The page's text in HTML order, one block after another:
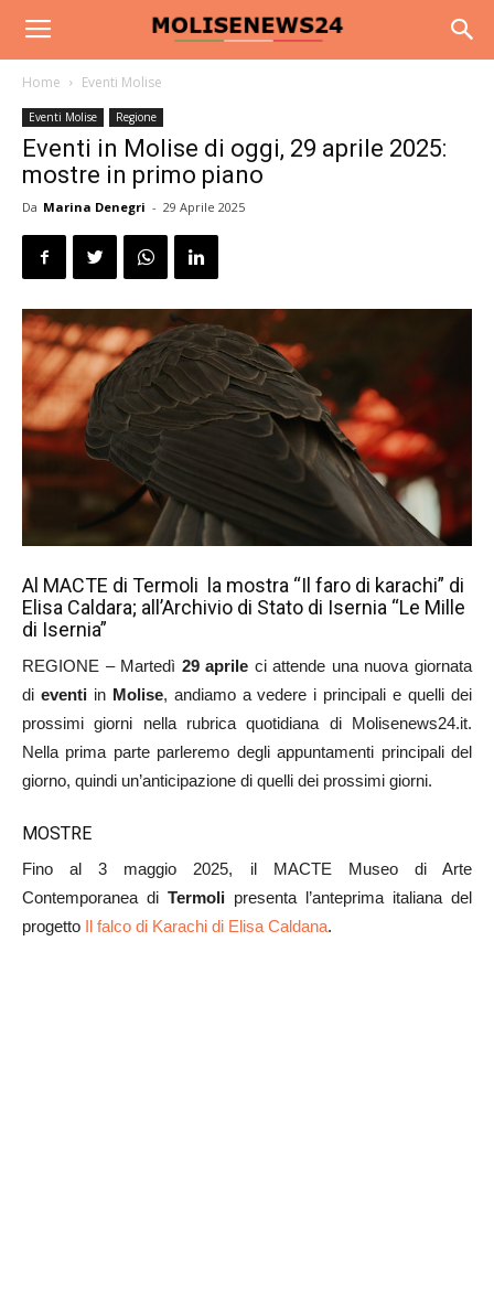
Home Eventi Molise
Eventi Molise Regione
Eventi in Molise di oggi, 29 aprile 2025:
mostre in primo piano
Da Marina Denegri - 29 Aprile 2025
Al MACTE di Termoli la mostra “Il faro di karachi” di
Elisa Caldara; all’Archivio di Stato di Isernia “Le Mille
di Isernia”
REGIONE – Martedì 29 aprile ci attende una nuova giornata
di eventiin Molise, andiamo a vedere i principali e quelli dei
prossimi giorni nella rubrica quotidiana di Molisenews24.it.
Nella prima parte parleremo degli appuntamenti principali del
giorno, quindi un’anticipazione di quelli dei prossimi giorni.
MOSTRE
Fino al 3 maggio 2025, il MACTE Museo di Arte
Contemporanea di Termoli presenta l’anteprima italiana del
progetto Il falco di Karachi di Elisa Caldana.